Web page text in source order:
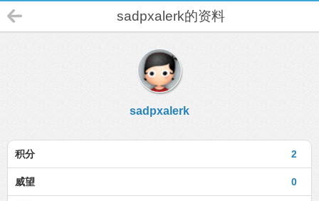
sadpxalerk的资料
sadpxalerk
2
积分
0
威望